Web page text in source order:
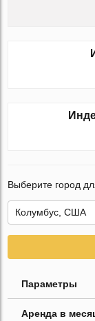
Выберите город
Параметры
Аренда в